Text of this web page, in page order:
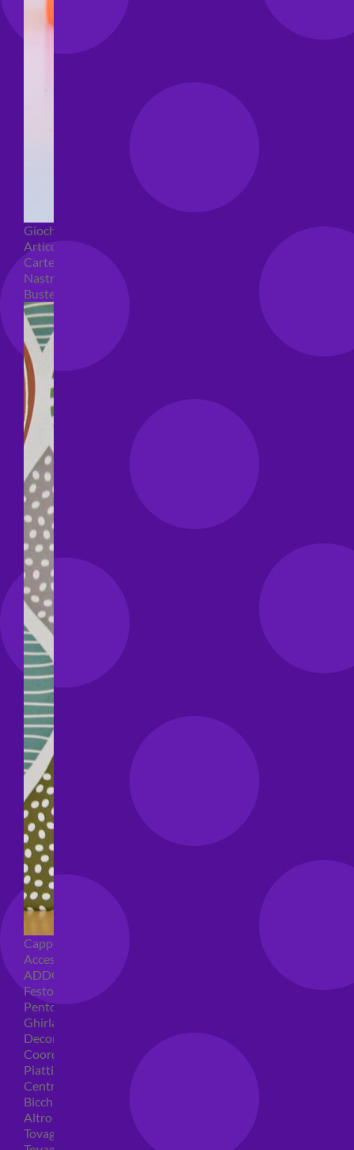
Giochi pirici
Articoli per confezioni regalo
Carte regalo
Nastri e coccarde
Buste regalo
Cappellini per feste
Accessori per feste
ADDOBBI COMPLEANNO
Festoni compleanno
Pentolacce
Ghirlande decorative
Decorazioni tavola
Coordinati tavola per feste
Piatti compleanno
Centrotavola
Bicchieri feste
Altro
Tovaglioli